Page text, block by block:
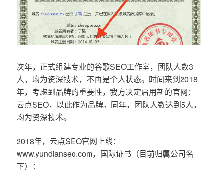
次年，正式组建专业的谷歌SEO工作室，团队人数3
人，均为资深技术，不再是个人状态。时间来到2018
年，考虑到品牌的重要性，我方决定启用新的官网：
云点SEO，以此作为品牌。同年，团队人数达到5人，
均为资深技术。
2018年，云点SEO官网上线：
www.yundianseo.com，国际证书（目前归属公司名
下）：